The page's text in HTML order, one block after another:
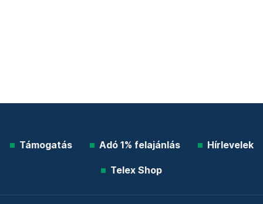
Támogatás Adó 1% felajánlás Hírlevelek
Telex Shop